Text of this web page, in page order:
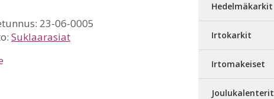
23-06-0005
Suklaarasiat
Hedelmäkarkit
Irtokarkit
Irtomakeiset
Joulukalenterit